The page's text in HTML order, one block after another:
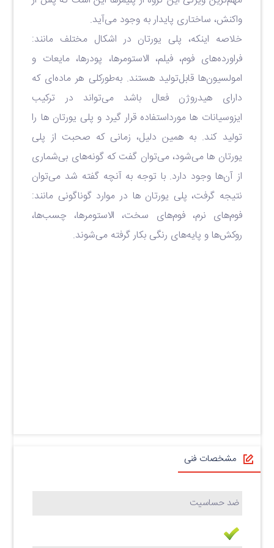
واکنش، ساختاری پایدار به وجود می‌آید.
خلاصه اینکه، پلی یورتان در اشکال مختلف مانند:
فراورده‌های فوم، فیلم، الاستومرها، پودرها، مایعات و
امولسیون‌ها قابل‌تولید هستند. به‌طورکلی هر ماده‌ای که
دارای هیدروژن فعال باشد می‌تواند در ترکیب
ایزوسیانات ها مورداستفاده قرار گیرد و پلی یورتان ها را
تولید کند. به همین دلیل، زمانی که صحبت از پلی
‌یورتان ‌ها می‌شود، می‌توان گفت که گونه‌های بی‌شماری
از آن‌ها وجود دارد. با توجه به آنچه گفته شد می‌توان
نتیجه گرفت، پلی ‌یورتان‌ ها در موارد گوناگونی مانند:
فوم‌های نرم، فوم‌های سخت، الاستومرها، چسب‌ها،
روکش‌ها و پایه‌های رنگی بکار گرفته می‌شوند.
مشخصات فنی
ضد حساسیت